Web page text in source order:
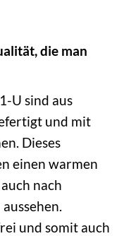
die man
U sind aus
und mit
Dieses
einen warmen
nach
und somit auch